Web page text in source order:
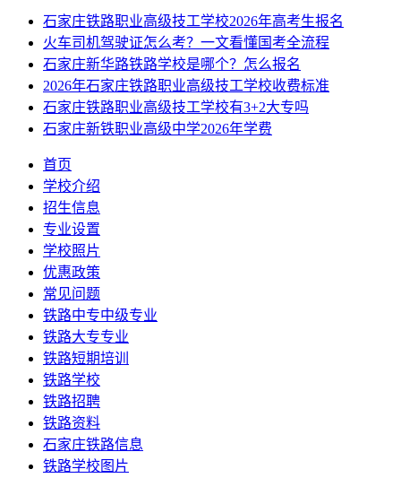
石家庄铁路职业高级技工学校2026年高考生报名
火车司机驾驶证怎么考？一文看懂国考全流程
石家庄新华路铁路学校是哪个？怎么报名
2026年石家庄铁路职业高级技工学校收费标准
石家庄铁路职业高级技工学校有3+2大专吗
石家庄新铁职业高级中学2026年学费
首页
学校介绍
招生信息
专业设置
学校照片
优惠政策
常见问题
铁路中专中级专业
铁路大专专业
铁路短期培训
铁路学校
铁路招聘
铁路资料
石家庄铁路信息
铁路学校图片